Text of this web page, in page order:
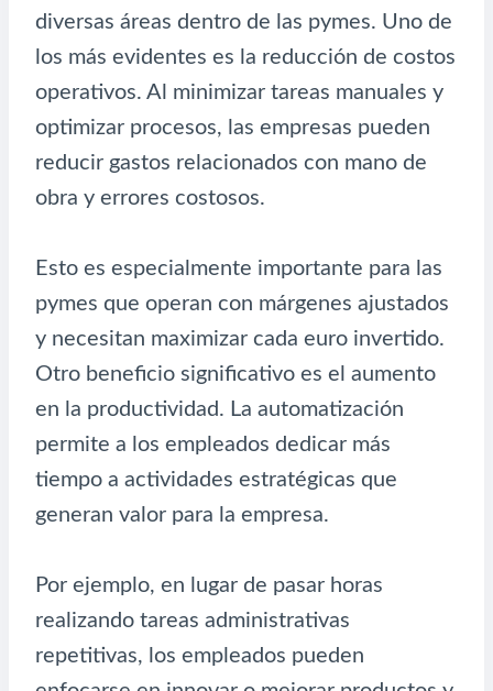
diversas áreas dentro de las pymes. Uno de
los más evidentes es la reducción de costos
operativos. Al minimizar tareas manuales y
optimizar procesos, las empresas pueden
reducir gastos relacionados con mano de
obra y errores costosos.
Esto es especialmente importante para las
pymes que operan con márgenes ajustados
y necesitan maximizar cada euro invertido.
Otro beneficio significativo es el aumento
en la productividad. La automatización
permite a los empleados dedicar más
tiempo a actividades estratégicas que
generan valor para la empresa.
Por ejemplo, en lugar de pasar horas
realizando tareas administrativas
repetitivas, los empleados pueden